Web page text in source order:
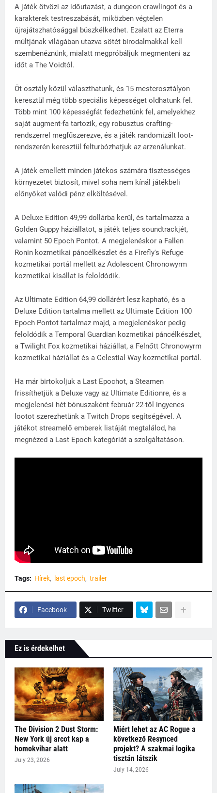
A játék ötvözi az időutazást, a dungeon crawlingot és a
karakterek testreszabását, miközben végtelen
újrajátszhatósággal büszkélkedhet. Ezalatt az Eterra
múltjának világában utazva sötét birodalmakkal kell
szembenéznünk, mialatt megpróbáljuk megmenteni az
időt a The Voidtól.
Öt osztály közül választhatunk, és 15 mesterosztályon
keresztül még több speciális képességet oldhatunk fel.
Több mint 100 képességfát fedezhetünk fel, amelyekhez
saját augment-fa tartozik, egy robusztus crafting-
rendszerrel megfűszerezve, és a játék randomizált loot-
rendszerén keresztül felturbózhatjuk az arzenálunkat.
A játék emellett minden játékos számára tisztességes
környezetet biztosít, mivel soha nem kínál játékbeli
előnyöket valódi pénz elköltésével.
A Deluxe Edition 49,99 dollárba kerül, és tartalmazza a
Golden Guppy háziállatot, a játék teljes soundtrackjét,
valamint 50 Epoch Pontot. A megjelenéskor a Fallen
Ronin kozmetikai páncélkészlet és a Firefly's Refuge
kozmetikai portál mellett az Adolescent Chronowyrm
kozmetikai kisállat is feloldódik.
Az Ultimate Edition 64,99 dollárért lesz kapható, és a
Deluxe Edition tartalma mellett az Ultimate Edition 100
Epoch Pontot tartalmaz majd, a megjelenéskor pedig
feloldódik a Temporal Guardian kozmetikai páncélkészlet,
a Twilight Fox kozmetikai háziállat, a Felnőtt Chronowyrm
kozmetikai háziállat és a Celestial Way kozmetikai portál.
Ha már birtokoljuk a Last Epochot, a Steamen
frissíthetjük a Deluxe vagy az Ultimate Editionre, és a
megjelenési hét bónuszaként február 22-től ingyenes
lootot szerezhetünk a Twitch Drops segítségével. A
játékot streamelő emberek listáját megtalálod, ha
megnézed a Last Epoch kategóriát a szolgáltatáson.
Tags: Hírek last epoch trailer
Facebook Twitter
Ez is érdekelhet
The Division 2 Dust Storm:
New York új arcot kap a
homokvihar alatt
July 23, 2026
Miért lehet az AC Rogue a
következő Resynced
projekt? A szakmai logika
tisztán látszik
July 14, 2026